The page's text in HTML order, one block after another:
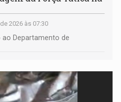
2026 às 07:30
Departamento de